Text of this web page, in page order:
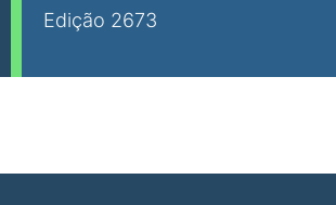
Edição 2673